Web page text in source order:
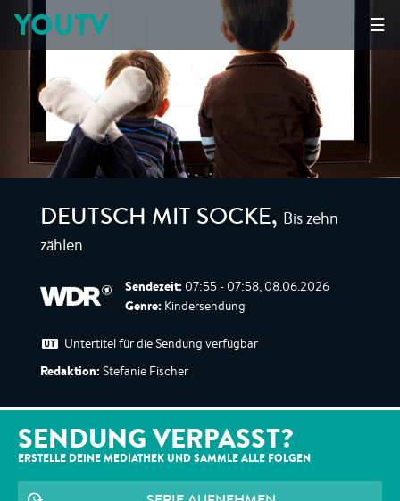
☰
YOUTV
DEUTSCH MIT SOCKE, Bis zehn
zählen
Sendezeit: 07:55 - 07:58, 08.06.2026
Genre: Kindersendung
Untertitel für die Sendung verfügbar
Redaktion: Stefanie Fischer
SENDUNG VERPASST?
ERSTELLE DEINE MEDIATHEK UND SAMMLE ALLE FOLGEN